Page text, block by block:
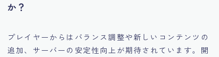
か？
プレイヤーからはバランス調整や新しいコンテンツの
追加、サーバーの安定性向上が期待されています。開